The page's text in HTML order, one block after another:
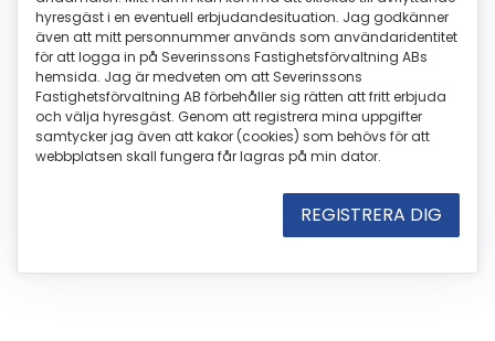
hyresgäst i en eventuell erbjudandesituation. Jag godkänner
även att mitt personnummer används som användaridentitet
för att logga in på Severinssons Fastighetsförvaltning ABs
hemsida. Jag är medveten om att Severinssons
Fastighetsförvaltning AB förbehåller sig rätten att fritt erbjuda
och välja hyresgäst. Genom att registrera mina uppgifter
samtycker jag även att kakor (cookies) som behövs för att
webbplatsen skall fungera får lagras på min dator.
REGISTRERA DIG